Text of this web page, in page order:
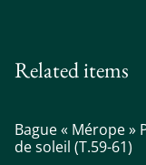
Related items
Bague « Mérope »
de soleil (T.59-61)